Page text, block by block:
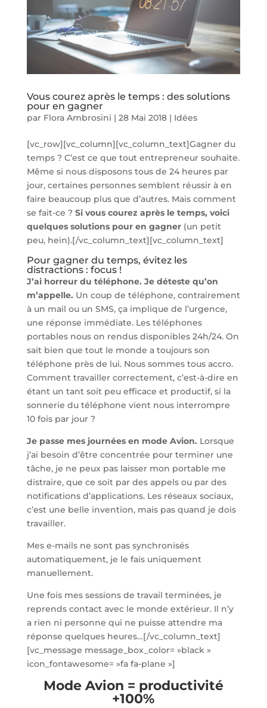
Vous courez après le temps : des solutions
pour en gagner
par Flora Ambrosini | 28 Mai 2018| Idées
[vc_row][vc_column][vc_column_text]Gagner du
temps ? C’est ce que tout entrepreneur souhaite.
Même si nous disposons tous de 24 heures par
jour, certaines personnes semblent réussir à en
faire beaucoup plus que d’autres. Mais comment
se fait-ce ? Si vous courez après le temps, voici
quelques solutions pour en gagner(un petit
peu, hein).[/vc_column_text][vc_column_text]
Pour gagner du temps, évitez les
distractions : focus !
J’ai horreur du téléphone. Je déteste qu’on
m’appelle. Un coup de téléphone, contrairement
à un mail ou un SMS, ça implique de l’urgence,
une réponse immédiate. Les téléphones
portables nous on rendus disponibles 24h/24. On
sait bien que tout le monde a toujours son
téléphone près de lui. Nous sommes tous accro.
Comment travailler correctement, c’est-à-dire en
étant un tant soit peu efficace et productif, si la
sonnerie du téléphone vient nous interrompre
10 fois par jour ?
Je passe mes journées en mode Avion. Lorsque
j’ai besoin d’être concentrée pour terminer une
tâche, je ne peux pas laisser mon portable me
distraire, que ce soit par des appels ou par des
notifications d’applications. Les réseaux sociaux,
c’est une belle invention, mais pas quand je dois
travailler.
Mes e-mails ne sont pas synchronisés
automatiquement, je le fais uniquement
manuellement.
Une fois mes sessions de travail terminées, je
reprends contact avec le monde extérieur. Il n’y
a rien ni personne qui ne puisse attendre ma
réponse quelques heures…[/vc_column_text]
[vc_message message_box_color= »black »
icon_fontawesome= »fa fa-plane »]
Mode Avion = productivité
+100%